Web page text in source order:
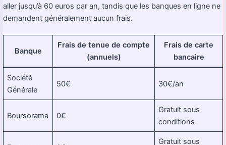
aller jusqu’à 60 euros par an, tandis que les banques en ligne ne
demandent généralement aucun frais.
Banque
Frais de tenue de compte
(annuels)
Frais de carte
bancaire
Société
Générale
50€ 30€/an
Boursorama 0€
Gratuit sous
conditions
Gratuit sous